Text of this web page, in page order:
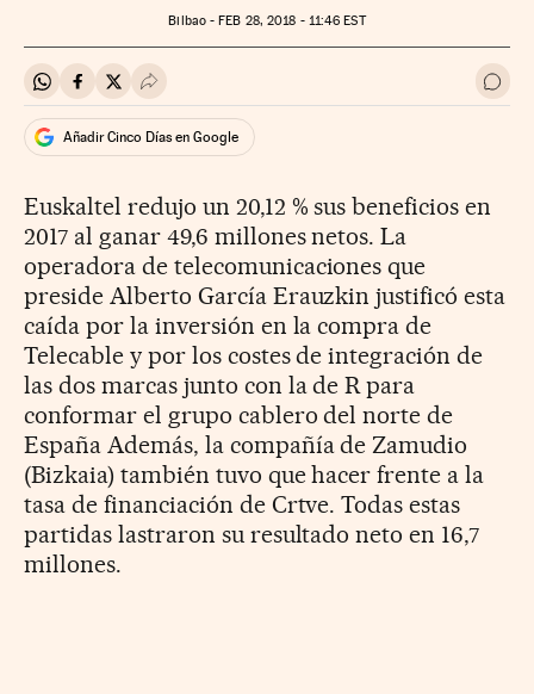
Bilbao - FEB 28, 2018 - 11:46 EST
Compartir en Whatsapp
Compartir en Facebook
Compartir en Twitter
Desplegar Redes Sociales Ir a
Añadir Cinco Días en Google
Euskaltel redujo un 20,12 % sus beneficios en
2017 al ganar 49,6 millones netos. La
operadora de telecomunicaciones que
preside Alberto García Erauzkin justificó esta
caída por la inversión en la compra de
Telecable y por los costes de integración de
las dos marcas junto con la de R para
conformar el grupo cablero del norte de
España Además, la compañía de Zamudio
(Bizkaia) también tuvo que hacer frente a la
tasa de financiación de Crtve. Todas estas
partidas lastraron su resultado neto en 16,7
millones.